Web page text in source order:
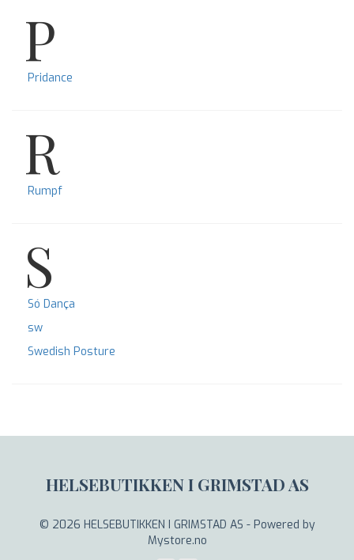
P
Pridance
R
Rumpf
S
Só Dança
sw
Swedish Posture
HELSEBUTIKKEN I GRIMSTAD AS
© 2026 HELSEBUTIKKEN I GRIMSTAD AS - Powered by
Mystore.no